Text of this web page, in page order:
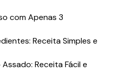
com Apenas 3
Receita Simples e
Receita Fácil e